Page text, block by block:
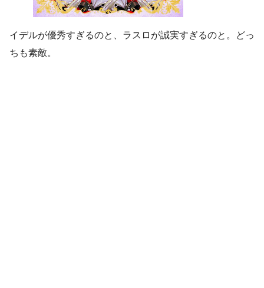
イデルが優秀すぎるのと、ラスロが誠実すぎるのと。どっ
ちも素敵。